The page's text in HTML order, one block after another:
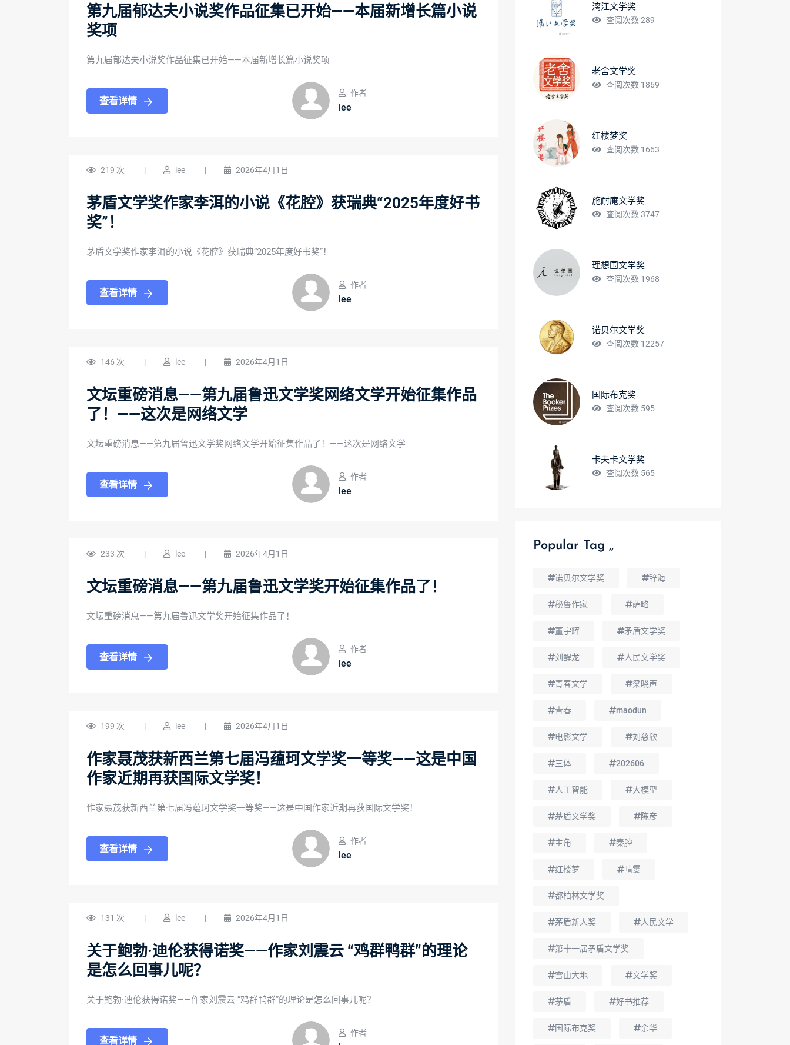
第九届郁达夫小说奖作品征集已开始——本届新增长篇小说
奖项
第九届郁达夫小说奖作品征集已开始——本届新增长篇小说奖项
查看详情
作者
lee
219 次 | lee | 2026年4月1日
茅盾文学奖作家李洱的小说《花腔》获瑞典“2025年度好书
奖”！
茅盾文学奖作家李洱的小说《花腔》获瑞典“2025年度好书奖”！
查看详情
作者
lee
146 次 | lee | 2026年4月1日
文坛重磅消息——第九届鲁迅文学奖网络文学开始征集作品
了！——这次是网络文学
文坛重磅消息——第九届鲁迅文学奖网络文学开始征集作品了！——这次是网络文学
查看详情
作者
lee
233 次 | lee | 2026年4月1日
文坛重磅消息——第九届鲁迅文学奖开始征集作品了！
文坛重磅消息——第九届鲁迅文学奖开始征集作品了！
查看详情
作者
lee
199 次 | lee | 2026年4月1日
作家聂茂获新西兰第七届冯蕴珂文学奖一等奖——这是中国
作家近期再获国际文学奖！
作家聂茂获新西兰第七届冯蕴珂文学奖一等奖——这是中国作家近期再获国际文学奖！
查看详情
作者
lee
131 次 | lee | 2026年4月1日
关于鲍勃·迪伦获得诺奖——作家刘震云 “鸡群鸭群”的理论
是怎么回事儿呢？
关于鲍勃·迪伦获得诺奖——作家刘震云 “鸡群鸭群”的理论是怎么回事儿呢？
查看详情
作者
漓江文学奖
查阅次数 289
老舍文学奖
查阅次数 1869
红楼梦奖
查阅次数 1663
施耐庵文学奖
查阅次数 3747
理想国文学奖
查阅次数 1968
诺贝尔文学奖
查阅次数 12257
国际布克奖
查阅次数 595
卡夫卡文学奖
查阅次数 565
Popular Tag ,,
诺贝尔文学奖 辞海
秘鲁作家 萨略
董宇辉 矛盾文学奖
刘醒龙 人民文学奖
青春文学 梁晓声
青春 maodun
电影文学 刘慈欣
三体 202606
人工智能 大模型
茅盾文学奖 陈彦
主角 秦腔
红楼梦 晴雯
都柏林文学奖
茅盾新人奖 人民文学
第十一届矛盾文学奖
雪山大地 文学奖
茅盾 好书推荐
国际布克奖 余华